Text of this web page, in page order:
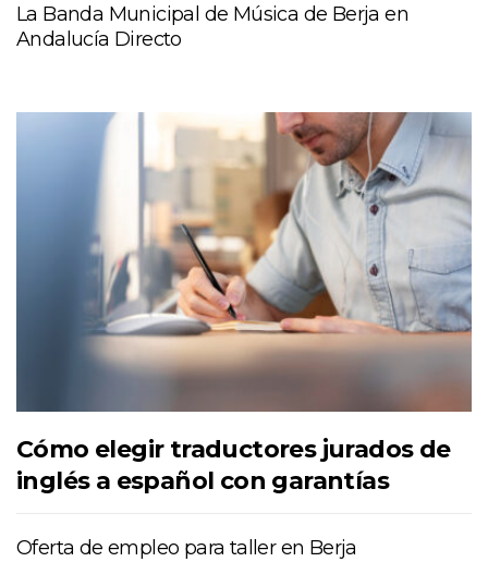
La Banda Municipal de Música de Berja en
Andalucía Directo
Cómo elegir traductores jurados de
inglés a español con garantías
Oferta de empleo para taller en Berja